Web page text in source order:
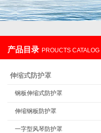
产品目录 PROUCTS CATALOG
伸缩式防护罩
钢板伸缩式防护罩
伸缩钢板防护罩
一字型风琴防护罩